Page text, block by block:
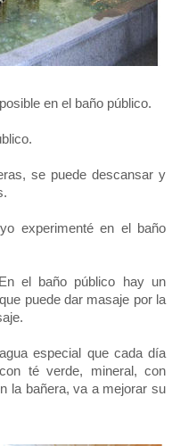
en el baño público.
se puede descansar y
experimenté en el baño
el baño público hay un
puede dar masaje por la
especial que cada día
té verde, mineral, con
la bañera, va a mejorar su